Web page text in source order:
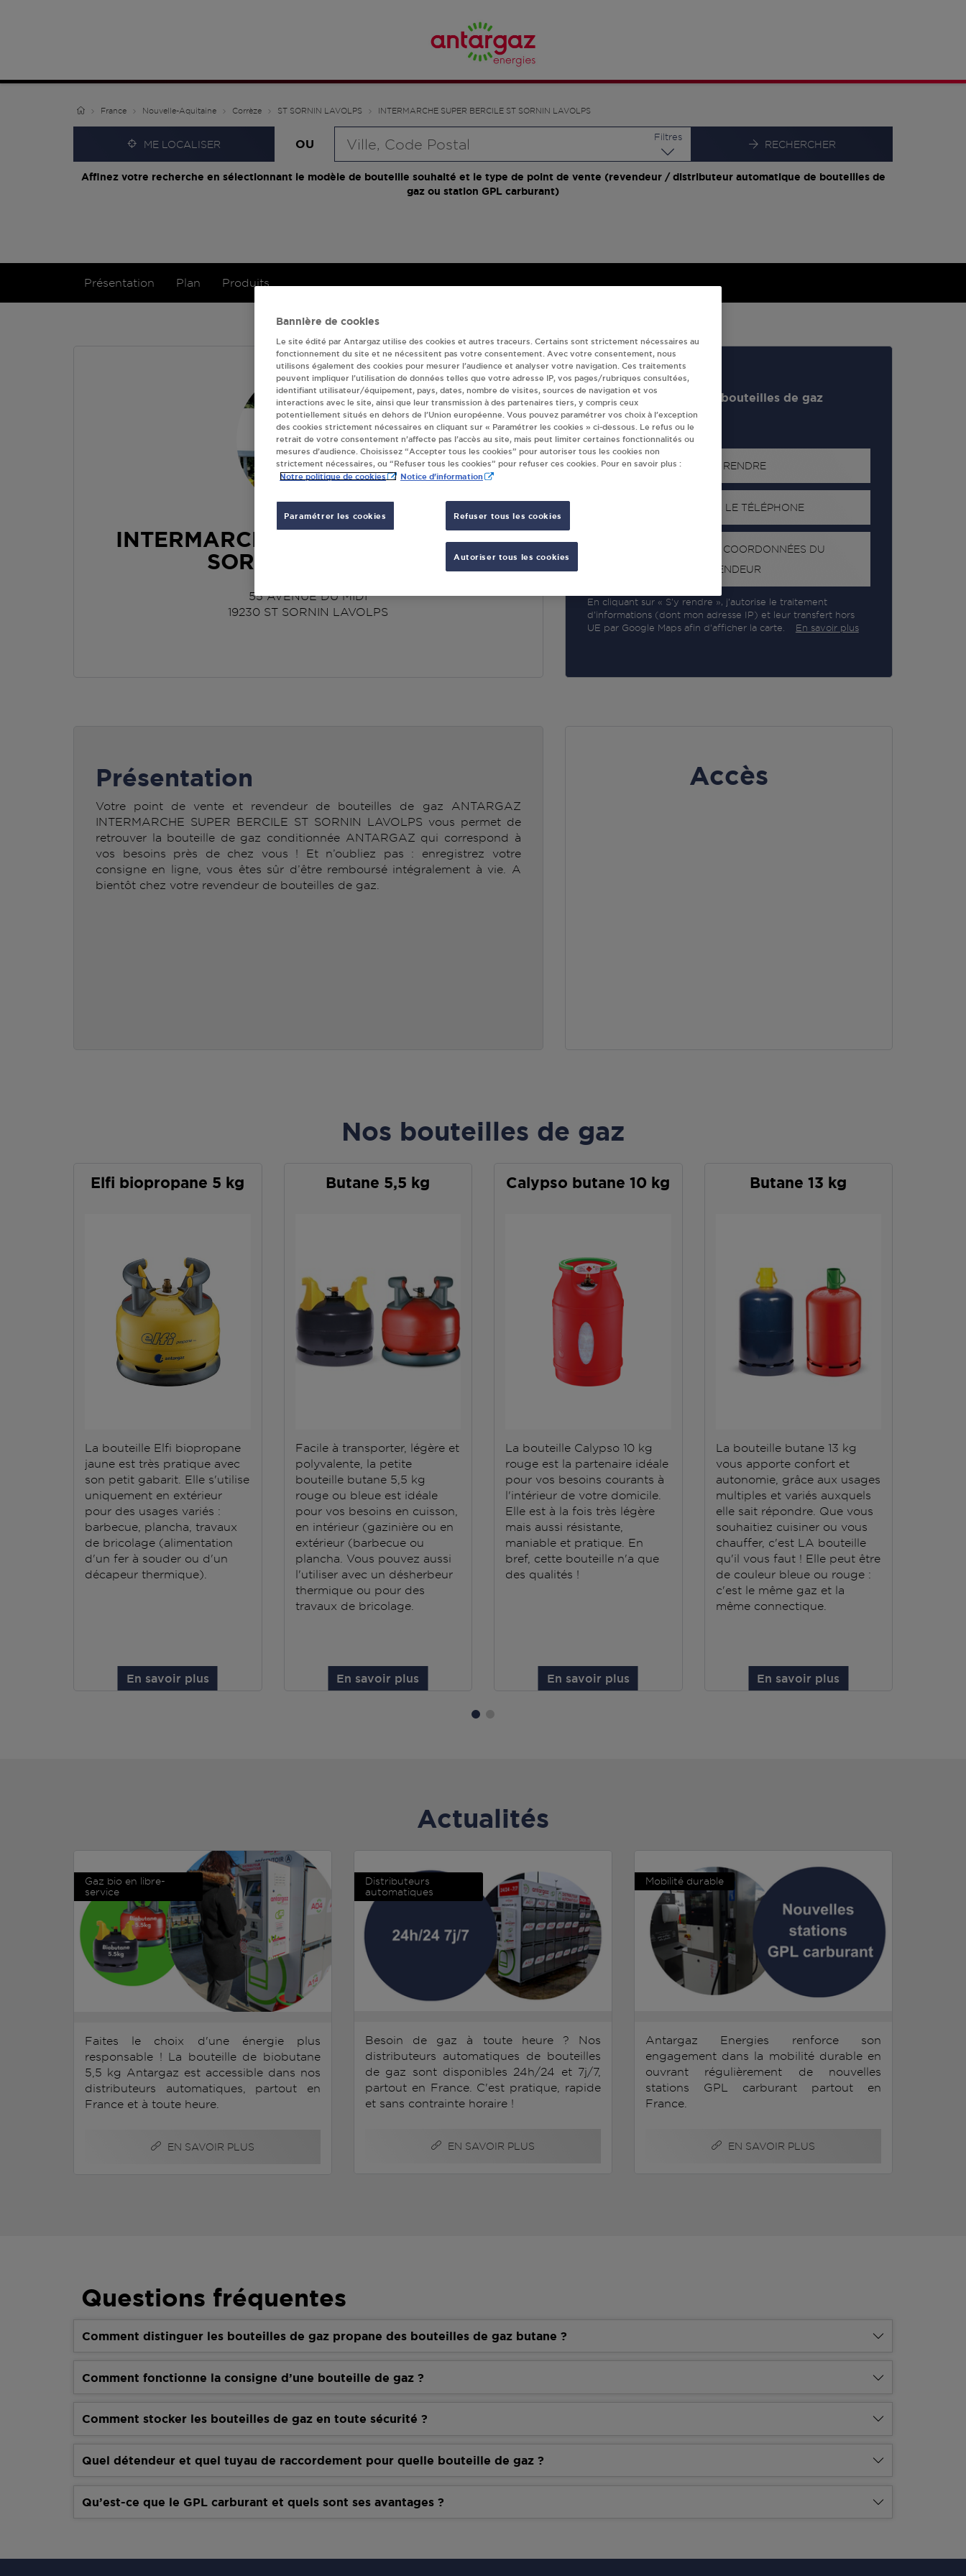
France Nouvelle-Aquitaine Corrèze ST SORNIN LAVOLPS INTERMARCHE SUPER BERCILE ST SORNIN LAVOLPS
ME LOCALISER OU
Filtres
RECHERCHER
Affinez votre recherche en sélectionnant le modèle de bouteille souhaité et le type de point de vente (revendeur / distributeur automatique de bouteilles de
gaz ou station GPL carburant)
Présentation Plan Produits
INTERMARCHE SUPER BERCILE ST
SORNIN LAVOLPS
55 AVENUE DU MIDI
19230 ST SORNIN LAVOLPS
Revendeur de bouteilles de gaz
S'Y RENDRE
AFFICHER LE TÉLÉPHONE
RECEVOIR LES COORDONNÉES DU
REVENDEUR
En cliquant sur « S’y rendre », j’autorise le traitement
d’informations (dont mon adresse IP) et leur transfert hors
UE par Google Maps afin d’afficher la carte.
En savoir plus
Accès
Présentation
Votre point de vente et revendeur de bouteilles de gaz ANTARGAZ
INTERMARCHE SUPER BERCILE ST SORNIN LAVOLPS vous permet de
retrouver la bouteille de gaz conditionnée ANTARGAZ qui correspond à
vos besoins près de chez vous ! Et n’oubliez pas : enregistrez votre
consigne en ligne, vous êtes sûr d’être remboursé intégralement à vie. A
bientôt chez votre revendeur de bouteilles de gaz.
Nos bouteilles de gaz
Elfi biopropane 5 kg
La bouteille Elfi biopropane
jaune est très pratique avec
son petit gabarit. Elle s'utilise
uniquement en extérieur
pour des usages variés :
barbecue, plancha, travaux
de bricolage (alimentation
d'un fer à souder ou d'un
décapeur thermique).
En savoir plus
Butane 5,5 kg
Facile à transporter, légère et
polyvalente, la petite
bouteille butane 5,5 kg
rouge ou bleue est idéale
pour vos besoins en cuisson,
en intérieur (gazinière ou en
extérieur (barbecue ou
plancha. Vous pouvez aussi
l'utiliser avec un désherbeur
thermique ou pour des
travaux de bricolage.
En savoir plus
Calypso butane 10 kg
La bouteille Calypso 10 kg
rouge est la partenaire idéale
pour vos besoins courants à
l'intérieur de votre domicile.
Elle est à la fois très légère
mais aussi résistante,
maniable et pratique. En
bref, cette bouteille n'a que
des qualités !
En savoir plus
Butane 13 kg
La bouteille butane 13 kg
vous apporte confort et
autonomie, grâce aux usages
multiples et variés auxquels
elle sait répondre. Que vous
souhaitiez cuisiner ou vous
chauffer, c'est LA bouteille
qu'il vous faut ! Elle peut être
de couleur bleue ou rouge :
c'est le même gaz et la
même connectique.
En savoir plus
Actualités
Gaz bio en libre-
service
Faites le choix d'une énergie plus
responsable ! La bouteille de biobutane
5,5 kg Antargaz est accessible dans nos
distributeurs automatiques, partout en
France et à toute heure.
EN SAVOIR PLUS
Distributeurs
automatiques
Besoin de gaz à toute heure ? Nos
distributeurs automatiques de bouteilles
de gaz sont disponibles 24h/24 et 7j/7,
partout en France. C'est pratique, rapide
et sans contrainte horaire !
EN SAVOIR PLUS
Mobilité durable
Antargaz Energies renforce son
engagement dans la mobilité durable en
ouvrant régulièrement de nouvelles
stations GPL carburant partout en
France.
EN SAVOIR PLUS
Questions fréquentes
Comment distinguer les bouteilles de gaz propane des bouteilles de gaz butane ?
Comment fonctionne la consigne d’une bouteille de gaz ?
Comment stocker les bouteilles de gaz en toute sécurité ?
Quel détendeur et quel tuyau de raccordement pour quelle bouteille de gaz ?
Qu’est-ce que le GPL carburant et quels sont ses avantages ?
Bannière de cookies
Le site édité par Antargaz utilise des cookies et autres traceurs. Certains sont strictement nécessaires au
fonctionnement du site et ne nécessitent pas votre consentement. Avec votre consentement, nous
utilisons également des cookies pour mesurer l’audience et analyser votre navigation. Ces traitements
peuvent impliquer l’utilisation de données telles que votre adresse IP, vos pages/rubriques consultées,
identifiant utilisateur/équipement, pays, dates, nombre de visites, sources de navigation et vos
interactions avec le site, ainsi que leur transmission à des partenaires tiers, y compris ceux
potentiellement situés en dehors de l’Union européenne. Vous pouvez paramétrer vos choix à l’exception
des cookies strictement nécessaires en cliquant sur « Paramétrer les cookies » ci-dessous. Le refus ou le
retrait de votre consentement n’affecte pas l’accès au site, mais peut limiter certaines fonctionnalités ou
mesures d’audience. Choisissez “Accepter tous les cookies” pour autoriser tous les cookies non
strictement nécessaires, ou “Refuser tous les cookies” pour refuser ces cookies. Pour en savoir plus :
Notre politique de cookies Notice d'information
Paramétrer les cookies Refuser tous les cookies
Autoriser tous les cookies